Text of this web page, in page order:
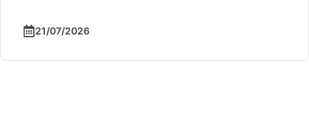
21/07/2026